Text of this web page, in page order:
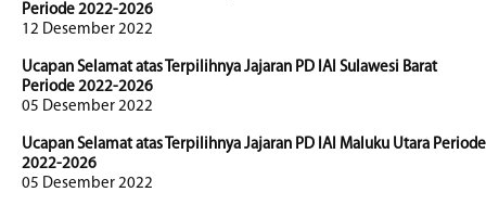
Periode 2022-2026
12 Desember 2022
Ucapan Selamat atas Terpilihnya Jajaran PD IAI Sulawesi Barat
Periode 2022-2026
05 Desember 2022
Ucapan Selamat atas Terpilihnya Jajaran PD IAI Maluku Utara Periode
2022-2026
05 Desember 2022